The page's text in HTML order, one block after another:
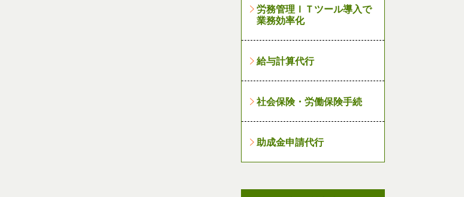
労務管理ＩＴツール導入で
業務効率化
給与計算代行
社会保険・労働保険手続
助成金申請代行